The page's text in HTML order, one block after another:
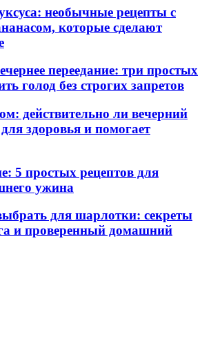
необычные рецепты с
которые сделают
переедание: три простых
голод без строгих запретов
действительно ли вечерний
здоровья и помогает
5 простых рецептов для
ужина
для шарлотки: секреты
и проверенный домашний